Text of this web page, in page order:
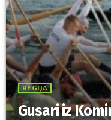
REGIJA
Gusari iz